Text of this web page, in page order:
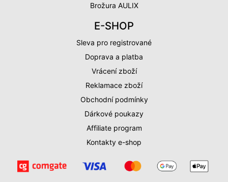
Brožura AULIX
E-SHOP
Sleva pro registrované
Doprava a platba
Vrácení zboží
Reklamace zboží
Obchodní podmínky
Dárkové poukazy
Affiliate program
Kontakty e-shop